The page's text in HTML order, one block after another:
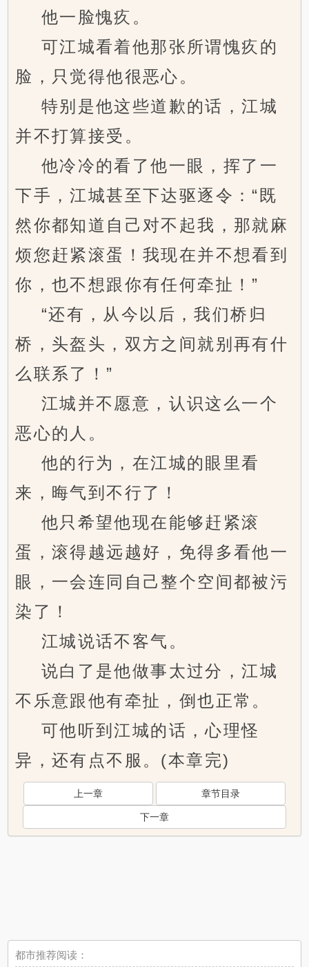
他一脸愧疚。
可江城看着他那张所谓愧疚的
脸，只觉得他很恶心。
特别是他这些道歉的话，江城
并不打算接受。
他冷冷的看了他一眼，挥了一
下手，江城甚至下达驱逐令：“既
然你都知道自己对不起我，那就麻
烦您赶紧滚蛋！我现在并不想看到
你，也不想跟你有任何牵扯！”
“还有，从今以后，我们桥归
桥，头盔头，双方之间就别再有什
么联系了！”
江城并不愿意，认识这么一个
恶心的人。
他的行为，在江城的眼里看
来，晦气到不行了！
他只希望他现在能够赶紧滚
蛋，滚得越远越好，免得多看他一
眼，一会连同自己整个空间都被污
染了！
江城说话不客气。
说白了是他做事太过分，江城
不乐意跟他有牵扯，倒也正常。
可他听到江城的话，心理怪
异，还有点不服。(本章完)
上一章 章节目录
下一章
都市推荐阅读：